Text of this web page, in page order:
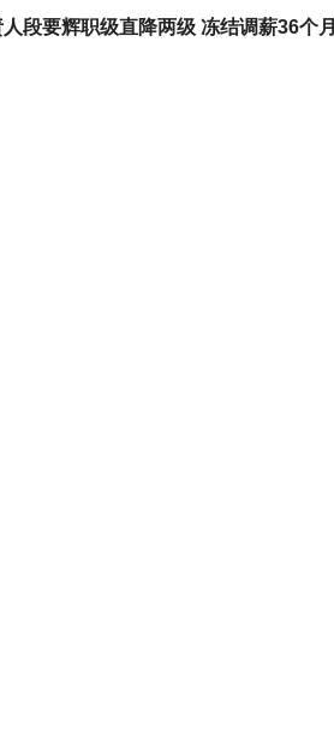
段要辉职级直降两级 冻结调薪36个月